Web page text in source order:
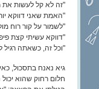
"זה לא קל לעשות
"האמת שאני דווקא
"לשמור על קור רוח
"דווקא עשיתי קצת
"וכל זה, כשאתה
גיא נאנח בתסכול,
חלום רחוק שהוא יכול